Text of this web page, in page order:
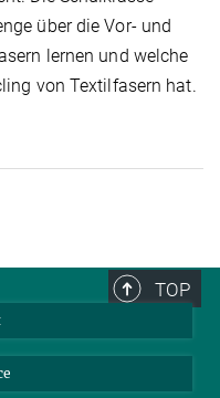
über die Vor- und
lernen und welche
von Textilfasern hat.
TOP